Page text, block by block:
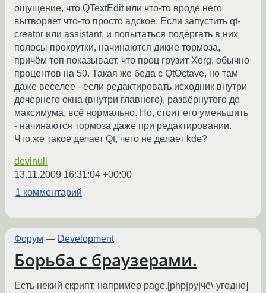
ощущение, что QTextEdit или что-то вроде него
вытворяет что-то просто адское. Если запустить qt-
creator или assistant, и попытаться подёргать в них
полосы прокрутки, начинаются дикие тормоза,
причём топ показывает, что проц грузит Xorg, обычно
процентов на 50. Такая же беда с QtOctave, но там
даже веселее - если редактировать исходник внутри
дочернего окна (внутри главного), развёрнутого до
максимума, всё нормально. Но, стоит его уменьшить
- начинаются тормоза даже при редактировании.
Что же такое делает Qt, чего не делает kde?
devinull
13.11.2009 16:31:04 +00:00
1 комментарий
Форум — Development
Борьба с браузерами.
Есть некий скрипт, например page.[php|py|чё\-угодно]